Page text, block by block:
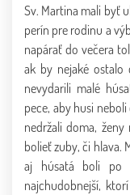
Sv. Martina mali byť
perín pre rodinu a
napárať do večera
ak by nejaké
nevydarili malé
pece, aby husi
nedržali doma,
bolieť zuby, či hlava.
aj húsatá boli po
najchudobnejší,